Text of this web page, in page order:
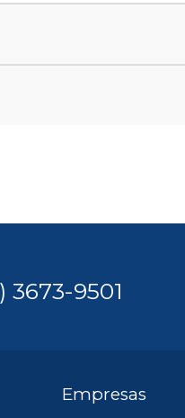
3673-9501
Empresas